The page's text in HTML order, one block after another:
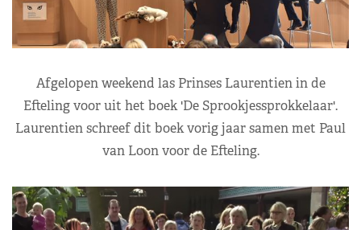
Afgelopen weekend las Prinses Laurentien in de
Efteling voor uit het boek 'De Sprookjessprokkelaar'.
Laurentien schreef dit boek vorig jaar samen met Paul
van Loon voor de Efteling.